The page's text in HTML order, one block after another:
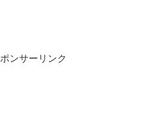
ンサーリンク